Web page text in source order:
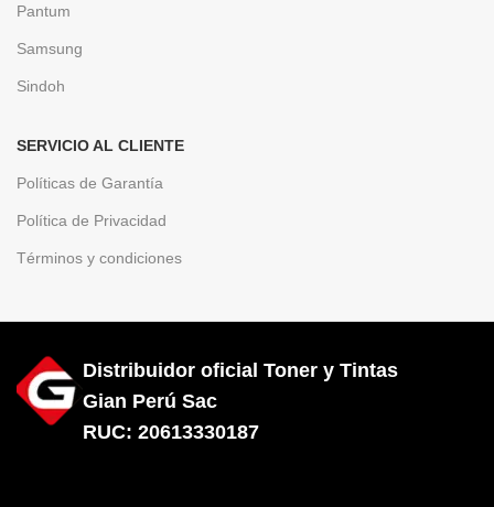
Pantum
Samsung
Sindoh
SERVICIO AL CLIENTE
Políticas de Garantía
Política de Privacidad
Términos y condiciones
Distribuidor oficial Toner y Tintas
Gian Perú Sac
RUC: 20613330187